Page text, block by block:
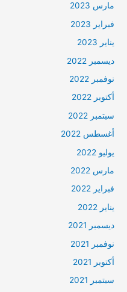
مارس 2023
فبراير 2023
يناير 2023
ديسمبر 2022
نوفمبر 2022
أكتوبر 2022
سبتمبر 2022
أغسطس 2022
يوليو 2022
مارس 2022
فبراير 2022
يناير 2022
ديسمبر 2021
نوفمبر 2021
أكتوبر 2021
سبتمبر 2021